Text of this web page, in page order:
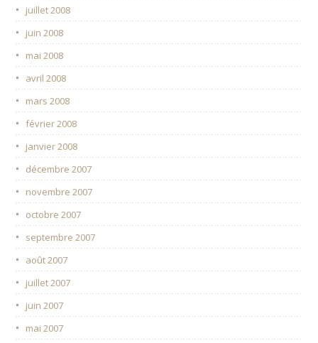
juillet 2008
juin 2008
mai 2008
avril 2008
mars 2008
février 2008
janvier 2008
décembre 2007
novembre 2007
octobre 2007
septembre 2007
août 2007
juillet 2007
juin 2007
mai 2007